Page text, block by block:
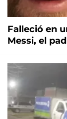
Falleció en
Messi, el